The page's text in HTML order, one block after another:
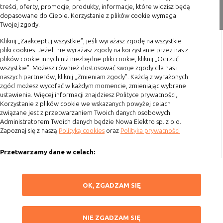
treści, oferty, promocje, produkty, informacje, które widzisz będą
dopasowane do Ciebie. Korzystanie z plików cookie wymaga
Twojej zgody.
Kliknij „Zaakceptuj wszystkie”, jeśli wyrażasz zgodę na wszystkie
pliki cookies. Jeżeli nie wyrażasz zgody na korzystanie przez nas z
plików cookie innych niż niezbędne pliki cookie, kliknij „Odrzuć
wszystkie”. Możesz również dostosować swoje zgody dla nas i
naszych partnerów, kliknij „Zmieniam zgody”. Każdą z wyrażonych
zgód możesz wycofać w każdym momencie, zmieniając wybrane
ustawienia. Więcej informacji znajdziesz Polityce prywatności,.
Korzystanie z plików cookie we wskazanych powyżej celach
związane jest z przetwarzaniem Twoich danych osobowych.
Administratorem Twoich danych będzie Nowa Elektro sp. z o.o.
Zapoznaj się z naszą Polityką cookies oraz Polityka prywatności
Przetwarzamy dane w celach:
treści i reklam oraz ich pomiaru, tworzenia statystyk, poprawy
marketingowe lub prezentować je w serwisie.
OK, ZGADZAM SIĘ
NIE ZGADZAM SIĘ
NIE ZGADZAM SIĘ
nie powinna uniemożliwić zupełnego
krzystania z niej,
serwisu, ich zablokowanie spowoduje, że
wybrane funkcje nie będą działać
prawidłowo.
Biznesowe
Umożliwiają realizację modelu
biznesowego w oparciu o który
udostępniona jest witryna, ich
zablokowanie nie spowoduje
niedostępności całości funkcjonalności
serwisu, ale może obniżyć poziom
świadczenia usługi ze względu na brak
witryny przychodów subsydiujących
Zakupy
Terminy realizacji
Koszty przesyłki
Dostawa
Reklamacje
Zwrot towaru
Kontakt
Szybki kontakt
Godziny otwarcia: Pon.-Pt. 8-16
sklep@elektrozysk.pl
Dołącz do nas